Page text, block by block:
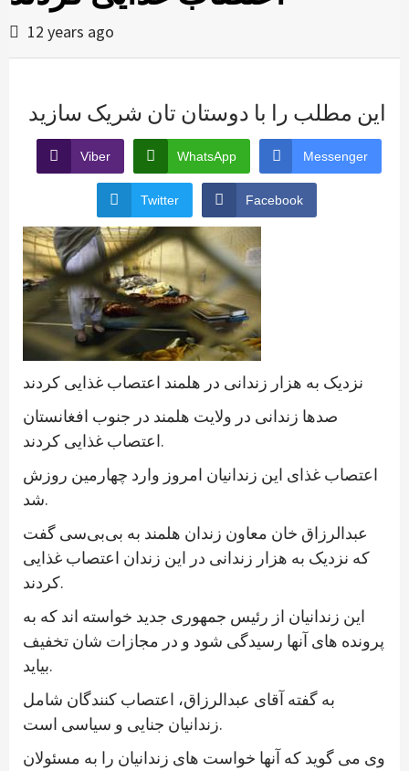
12 years ago
این مطلب را با دوستان تان شریک سازید
Viber WhatsApp Messenger
Twitter Facebook
نزدیک به هزار زندانی در هلمند اعتصاب غذایی کردند
صدها زندانی در ولایت هلمند در جنوب افغانستان
اعتصاب غذایی کردند.
اعتصاب غذای این زندانیان امروز وارد چهارمین روزش
شد.
عبدالرزاق خان معاون زندان هلمند به بی‌بی‌سی گفت
که نزدیک به هزار زندانی در این زندان اعتصاب غذایی
کردند.
این زندانیان از رئیس جمهوری جدید خواسته اند که به
پرونده های آنها رسیدگی شود و در مجازات شان تخفیف
بیاید.
به گفته آقای عبدالرزاق، اعتصاب کنندگان شامل
زندانیان جنایی و سیاسی است.
وی می گوید که آنها خواست های زندانیان را به مسئولان